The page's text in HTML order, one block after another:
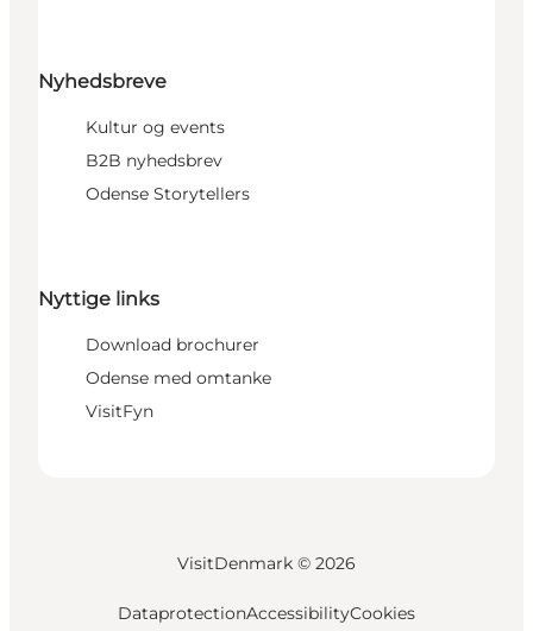
Nyhedsbreve
Kultur og events
B2B nyhedsbrev
Odense Storytellers
Nyttige links
Download brochurer
Odense med omtanke
VisitFyn
VisitDenmark © 2026
DataprotectionAccessibilityCookies